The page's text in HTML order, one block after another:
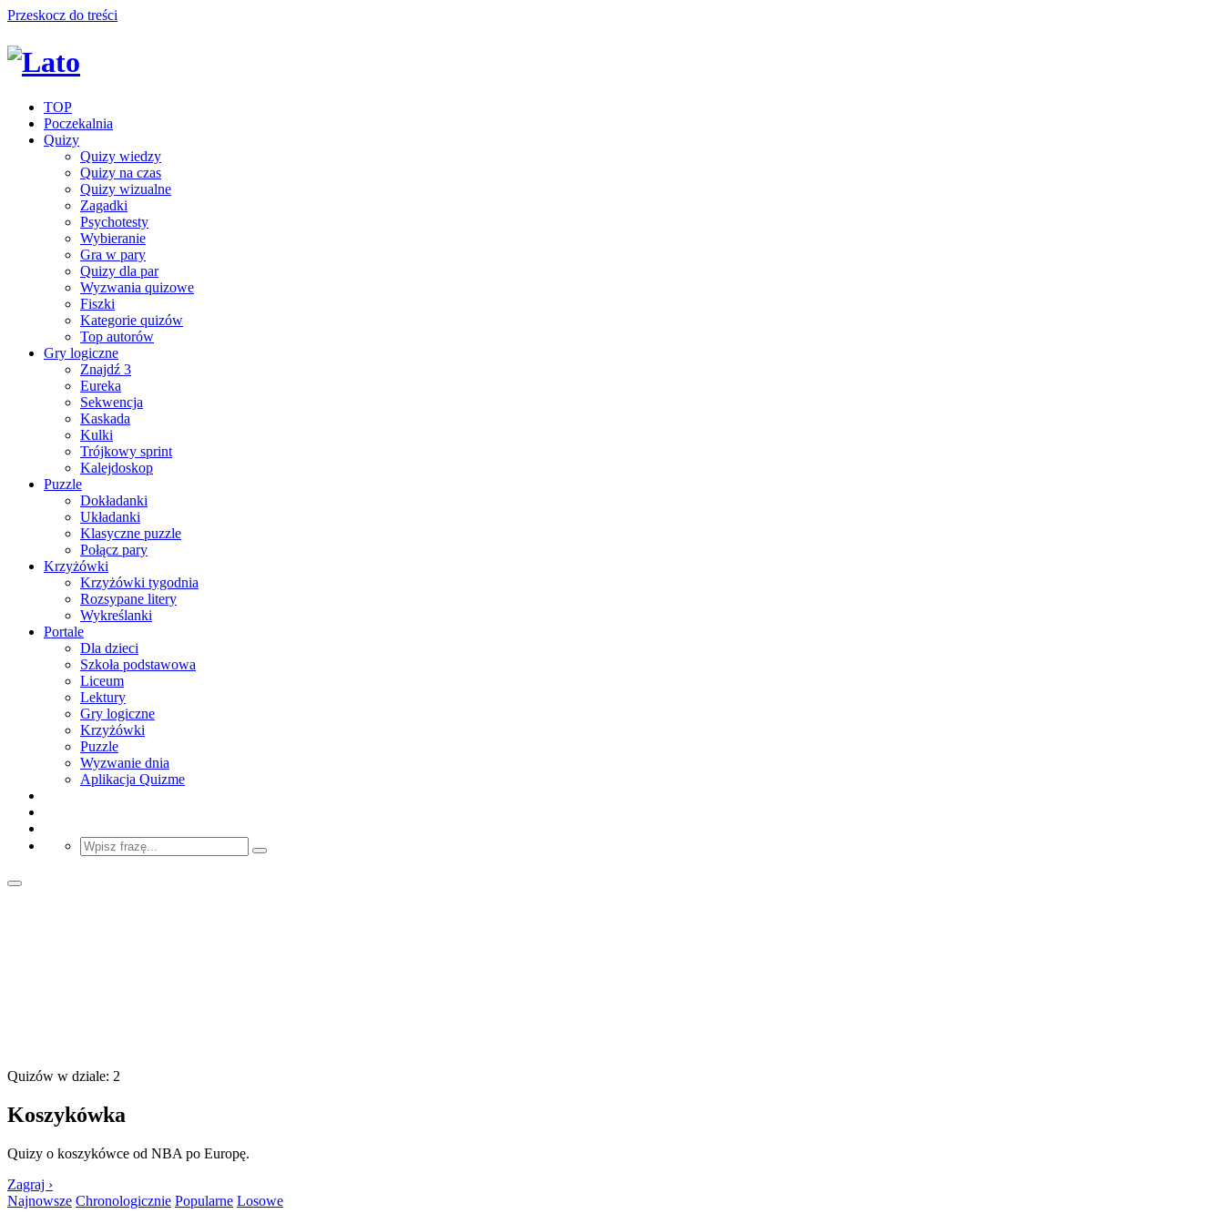
Przeskocz do treści
TOP
Poczekalnia
Quizy
Quizy wiedzy
Quizy na czas
Quizy wizualne
Zagadki
Psychotesty
Wybieranie
Gra w pary
Quizy dla par
Wyzwania quizowe
Fiszki
Kategorie quizów
Top autorów
Gry logiczne
Znajdź 3
Eureka
Sekwencja
Kaskada
Kulki
Trójkowy sprint
Kalejdoskop
Puzzle
Dokładanki
Układanki
Klasyczne puzzle
Połącz pary
Krzyżówki
Krzyżówki tygodnia
Rozsypane litery
Wykreślanki
Portale
Dla dzieci
Szkoła podstawowa
Liceum
Lektury
Gry logiczne
Krzyżówki
Puzzle
Wyzwanie dnia
Aplikacja Quizme
Quizów w dziale: 2
Koszykówka
Quizy o koszykówce od NBA po Europę.
Zagraj ›
Najnowsze Chronologicznie Popularne Losowe